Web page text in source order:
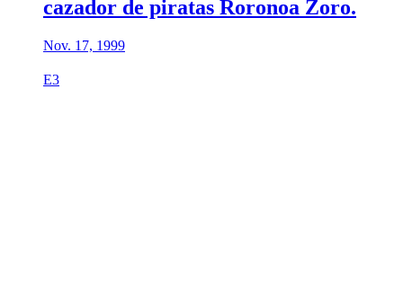
cazador de piratas Roronoa Zoro.
Nov. 17, 1999
E3